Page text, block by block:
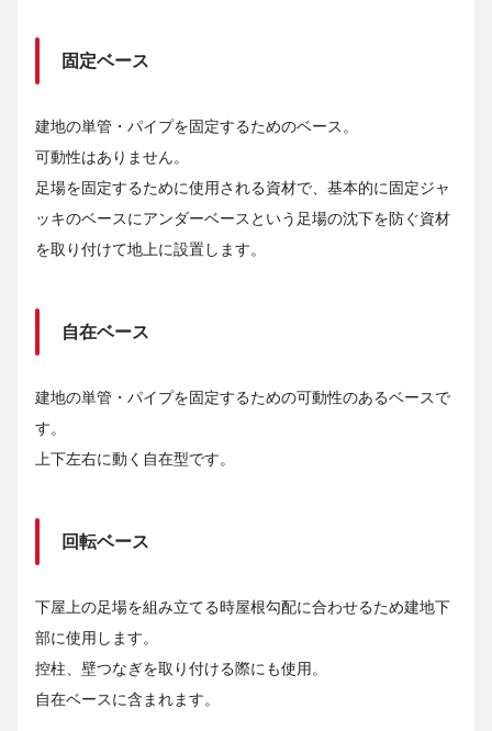
固定ベース
建地の単管・パイプを固定するためのベース。
可動性はありません。
足場を固定するために使用される資材で、基本的に固定ジャ
ッキのベースにアンダーベースという足場の沈下を防ぐ資材
を取り付けて地上に設置します。
自在ベース
建地の単管・パイプを固定するための可動性のあるベースで
す。
上下左右に動く自在型です。
回転ベース
下屋上の足場を組み立てる時屋根勾配に合わせるため建地下
部に使用します。
控柱、壁つなぎを取り付ける際にも使用。
自在ベースに含まれます。